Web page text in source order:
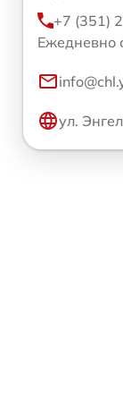
+7 (351)
Ежедневно
ул.